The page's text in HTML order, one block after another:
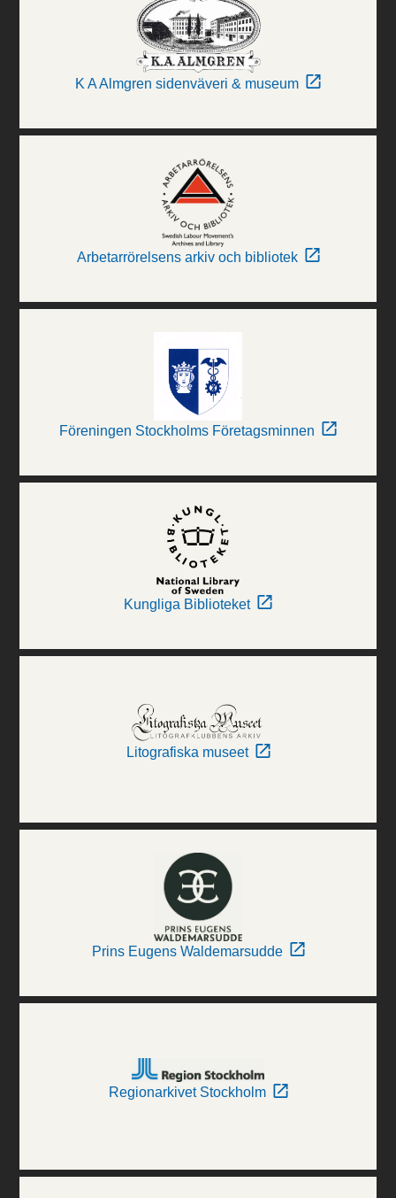
K A Almgren sidenväveri & museum
Arbetarrörelsens arkiv och bibliotek
Föreningen Stockholms Företagsminnen
Kungliga Biblioteket
Litografiska museet
Prins Eugens Waldemarsudde
Regionarkivet Stockholm